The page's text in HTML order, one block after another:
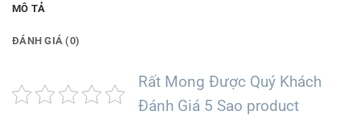
MÔ TẢ
ĐÁNH GIÁ (0)
Rất Mong Được Quý Khách
Đánh Giá 5 Sao product